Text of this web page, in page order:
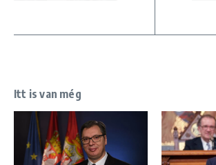
Itt is van még